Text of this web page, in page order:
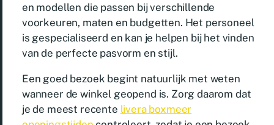
en modellen die passen bij verschillende
voorkeuren, maten en budgetten. Het personeel
is gespecialiseerd en kan je helpen bij het vinden
van de perfecte pasvorm en stijl.
Een goed bezoek begint natuurlijk met weten
wanneer de winkel geopend is. Zorg daarom dat
je de meest recente livera boxmeer